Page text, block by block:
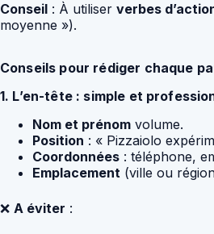
Conseil : À utiliser verbes
moyenne »).
Conseils pour rédiger chaque
1. L’en-tête : simple et
Nom et prénom volume.
Position : « Pizzaiolo
Coordonnées : téléphone,
Emplacement (ville ou
❌ A éviter :